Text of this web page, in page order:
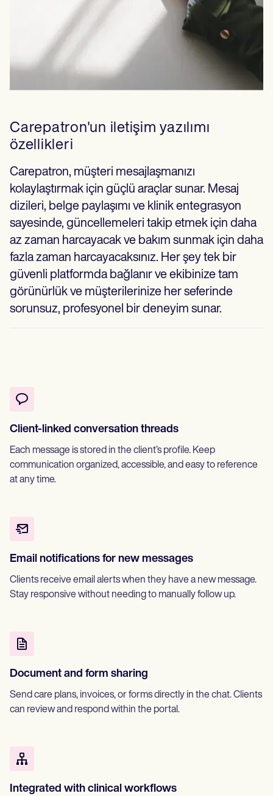
Carepatron'un iletişim yazılımı
özellikleri
Carepatron, müşteri mesajlaşmanızı
kolaylaştırmak için güçlü araçlar sunar. Mesaj
dizileri, belge paylaşımı ve klinik entegrasyon
sayesinde, güncellemeleri takip etmek için daha
az zaman harcayacak ve bakım sunmak için daha
fazla zaman harcayacaksınız. Her şey tek bir
güvenli platformda bağlanır ve ekibinize tam
görünürlük ve müşterilerinize her seferinde
sorunsuz, profesyonel bir deneyim sunar.
Client-linked conversation threads
Each message is stored in the client’s profile. Keep
communication organized, accessible, and easy to reference
at any time.
Email notifications for new messages
Clients receive email alerts when they have a new message.
Stay responsive without needing to manually follow up.
Document and form sharing
Send care plans, invoices, or forms directly in the chat. Clients
can review and respond within the portal.
Integrated with clinical workflows